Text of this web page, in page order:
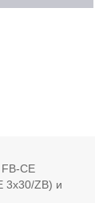
CE
3x30/ZB) и